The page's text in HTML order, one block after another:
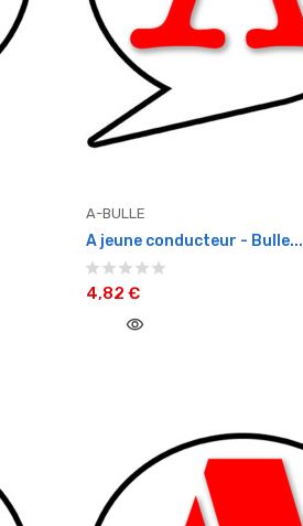
A-BULLE
A jeune conducteur - Bulle...
4,82 €
visibility